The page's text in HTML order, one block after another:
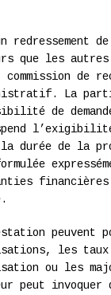
redressement
que les
de
La
de
l’exigibilité
la durée de la
peuvent
les
ou les
peut invoquer